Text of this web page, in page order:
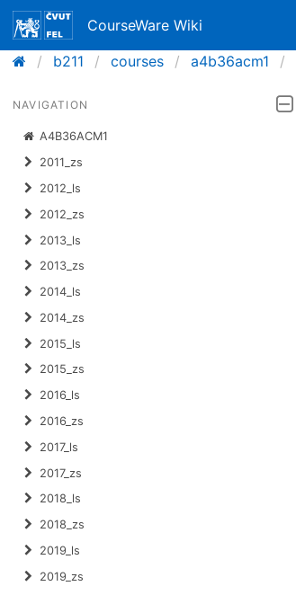
CourseWare Wiki
b211
courses a4b36acm1
NAVIGATION
A4B36ACM1
2011_zs
2012_ls
2012_zs
2013_ls
2013_zs
2014_ls
2014_zs
2015_ls
2015_zs
2016_ls
2016_zs
2017_ls
2017_zs
2018_ls
2018_zs
2019_ls
2019_zs